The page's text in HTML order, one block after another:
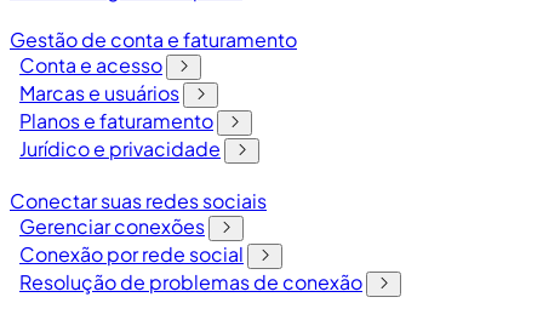
Gestão de conta e faturamento
Conta e acesso
Marcas e usuários
Planos e faturamento
Jurídico e privacidade
Conectar suas redes sociais
Gerenciar conexões
Conexão por rede social
Resolução de problemas de conexão